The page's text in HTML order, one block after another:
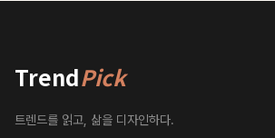
TrendPick
트렌드를 읽고, 삶을 디자인하다.